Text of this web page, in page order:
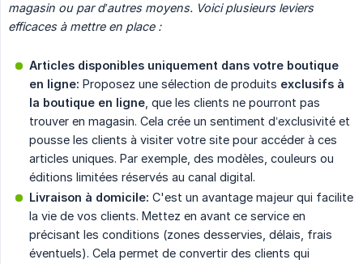
magasin ou par d’autres moyens. Voici plusieurs leviers
efficaces à mettre en place :
Articles disponibles uniquement dans votre boutique
en ligne: Proposez une sélection de produits exclusifs à
la boutique en ligne , que les clients ne pourront pas
trouver en magasin. Cela crée un sentiment d’exclusivité et
pousse les clients à visiter votre site pour accéder à ces
articles uniques. Par exemple, des modèles, couleurs ou
éditions limitées réservés au canal digital.
Livraison à domicile: C'est un avantage majeur qui facilite
la vie de vos clients. Mettez en avant ce service en
précisant les conditions (zones desservies, délais, frais
éventuels). Cela permet de convertir des clients qui